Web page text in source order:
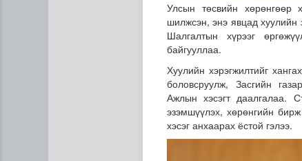
Улсын төсвийн хөрөнгөөр
шилжсэн, энэ явцад хуулийн
Шалгалтын хүрээг
байгууллаа.
Хуулийн хэрэгжилтийг
боловсруулж, Засгийн
Ажлын хэсэгт даалгалаа.
эзэмшүүлэх, хөрөнгийн
хэсэг анхаарах ёстой гэлээ.